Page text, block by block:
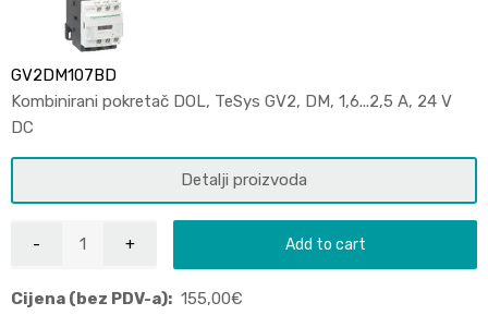
GV2DM107BD
Kombinirani pokretač DOL, TeSys GV2, DM, 1,6...2,5 A, 24 V
DC
Detalji proizvoda
Add to cart
Cijena (bez PDV-a): 155,00€